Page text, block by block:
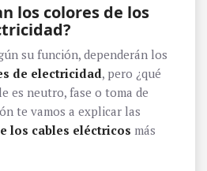
los colores de los
su función, dependerán los
de electricidad, pero ¿qué
es neutro, fase o toma de
te vamos a explicar las
los cables eléctricos más